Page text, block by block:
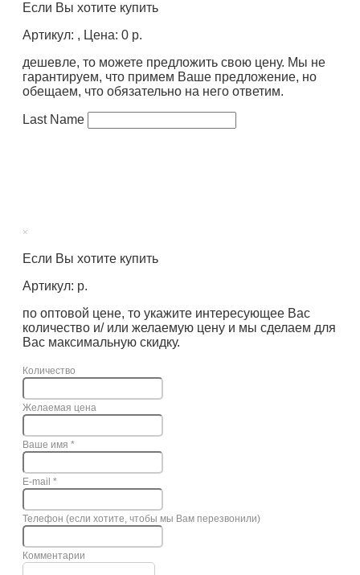
Если Вы хотите купить
Артикул: , Цена: 0 р.
дешевле, то можете предложить свою цену. Мы не
гарантируем, что примем Ваше предложение, но
обещаем, что обязательно на него ответим.
Last Name
×
Если Вы хотите купить
Артикул: р.
по оптовой цене, то укажите интересующее Вас
количество и/ или желаемую цену и мы сделаем для
Вас максимальную скидку.
Количество
Желаемая цена
Ваше имя *
E-mail *
Телефон (если хотите, чтобы мы Вам перезвонили)
Комментарии